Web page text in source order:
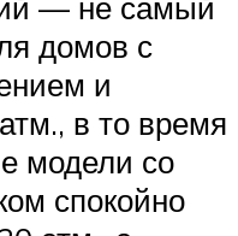
домов с
и
в то время
модели со
спокойно